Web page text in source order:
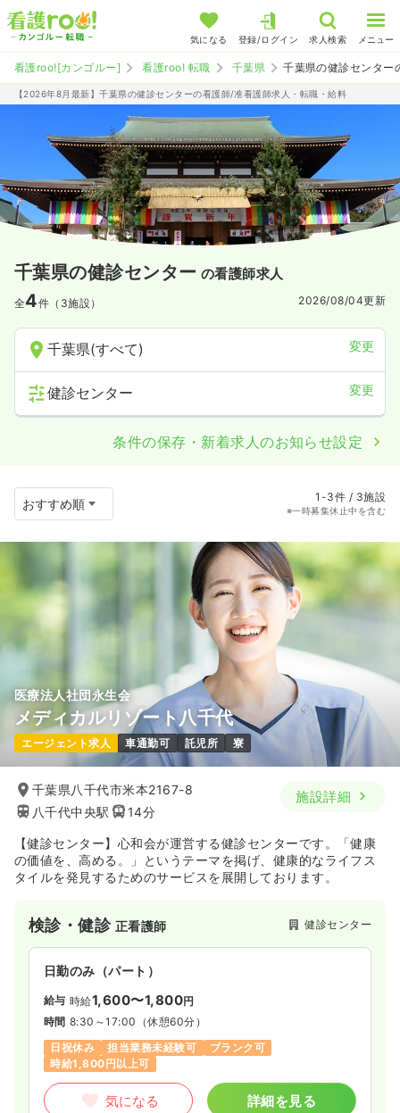
気になる 登録/ログイン 求人検索 メニュー
看護roo![カンゴルー] 看護roo! 転職 千葉県 千葉県の健診センター
【2026年8月最新】千葉県の健診センターの看護師/准看護師求人・転職・給料
千葉県の健診センター の看護師求人
全4件（3施設） 2026/08/04更新
千葉県(すべて) 変更
健診センター 変更
条件の保存・新着求人のお知らせ設定
1-3件 / 3施設
※一時募集休止中を含む
医療法人社団永生会
メディカルリゾート八千代
エージェント求人 車通勤可 託児所 寮
千葉県八千代市米本2167-8
八千代中央駅
14分
施設詳細
【健診センター】心和会が運営する健診センターです。「健康
の価値を、高める。」というテーマを掲げ、健康的なライフス
タイルを発見するためのサービスを展開しております。
検診・健診 正看護師 健診センター
日勤のみ（パート）
給与 時給1,600〜1,800円
時間 8:30～17:00 （休憩60分）
日祝休み
担当業務未経験可
ブランク可
時給1,800円以上可
気になる 詳細を見る